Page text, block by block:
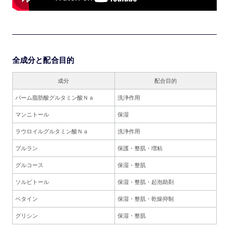
全成分と配合目的
成分 配合目的
パーム脂肪酸グルタミン酸Ｎａ 洗浄作用
マンニトール 保湿
ラウロイルグルタミン酸Ｎａ 洗浄作用
プルラン 保護・整肌・増粘
グルコース 保湿・整肌
ソルビトール 保湿・整肌・起泡助剤
ベタイン 保湿・整肌・乾燥抑制
グリシン 保湿・整肌